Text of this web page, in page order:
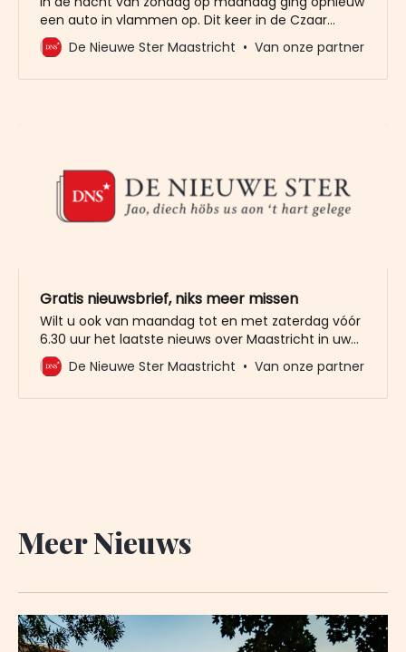
een auto in vlammen op. Dit keer in de Czaar
Peterstraat. In de huidige opsporing ontbreekt het
de politie aan een team van geographic profilers.
De Nieuwe Ster Maastricht Van onze partner
Gratis nieuwsbrief, niks meer missen
Wilt u ook van maandag tot en met zaterdag vóór
6.30 uur het laatste nieuws over Maastricht in uw
mailbox? Meld u dan gratis aan voor de nieuwbrief
van De Nieuwe Ster. Meer dan 20.000 trouwe lezers
De Nieuwe Ster Maastricht Van onze partner
Meer Nieuws